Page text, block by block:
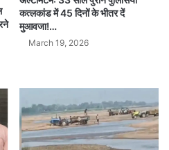
कत्लकांड में 45 दिनों के भीतर दें
मुआवजा!…
March 19, 2026